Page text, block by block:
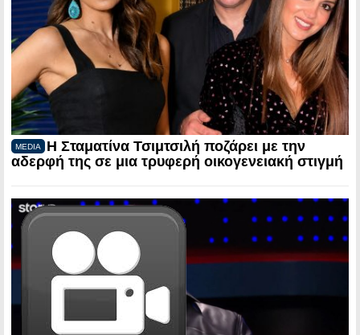
MEDIA
Η Σταματίνα Τσιμτσιλή ποζάρει με την
αδερφή της σε μια τρυφερή οικογενειακή στιγμή